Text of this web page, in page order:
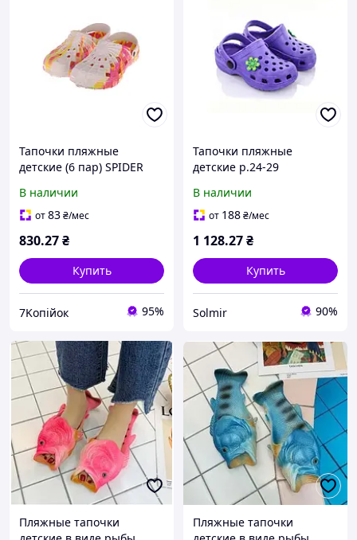
Тапочки пляжные
детские (6 пар) SPIDER
ТМ CROSS
В наличии
от83₴/мес
830.27₴
Купить
7Koпійок 95%
Тапочки пляжные
детские р.24-29
CROSS Solmir
В наличии
от 188₴/мес
1 128.27₴
Купить
Solmir 90%
Пляжные тапочки
Пляжные тапочки